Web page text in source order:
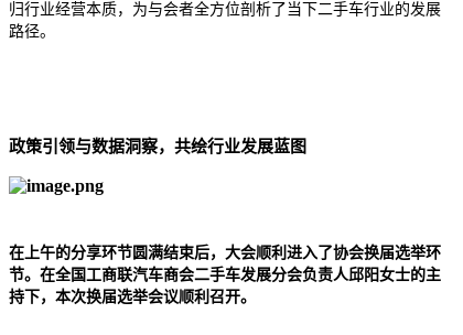
归行业经营本质，为与会者全方位剖析了当下二手车行业的发展
路径。
政策引领与数据洞察，共绘行业发展蓝图
在上午的分享环节圆满结束后，大会顺利进入了协会换届选举环
节。在全国工商联汽车商会二手车发展分会负责人邱阳女士的主
持下，本次换届选举会议顺利召开。